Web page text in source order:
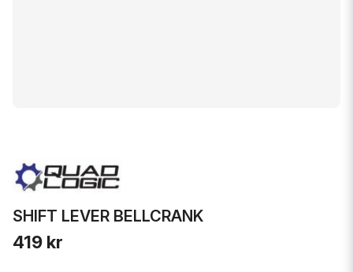
SHIFT LEVER BELLCRANK
419 kr